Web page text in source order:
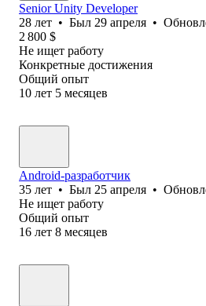
Senior Unity Developer
28 лет • Был 29 апреля •
2 800 $
Не ищет работу
Конкретные достижения
Общий опыт
10 лет 5 месяцев
Android-разработчик
35 лет • Был 25 апреля •
Не ищет работу
Общий опыт
16 лет 8 месяцев